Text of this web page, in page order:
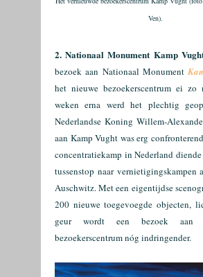
Ven).
2. Nationaal Monument Kamp
bezoek aan Nationaal Monument
het nieuwe bezoekerscentrum ei zo
weken erna werd het plechtig
Nederlandse Koning Willem-
aan Kamp Vught was erg confronter
concentratiekamp in Nederland
tussenstop naar vernietigingskampen
Auschwitz. Met een eigentijdse
200 nieuwe toegevoegde objecten,
geur wordt een bezoek aan
bezoekerscentrum nóg indringender.